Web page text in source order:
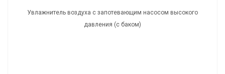
Увлажнитель воздуха с запотевающим насосом высокого
давления (с баком)